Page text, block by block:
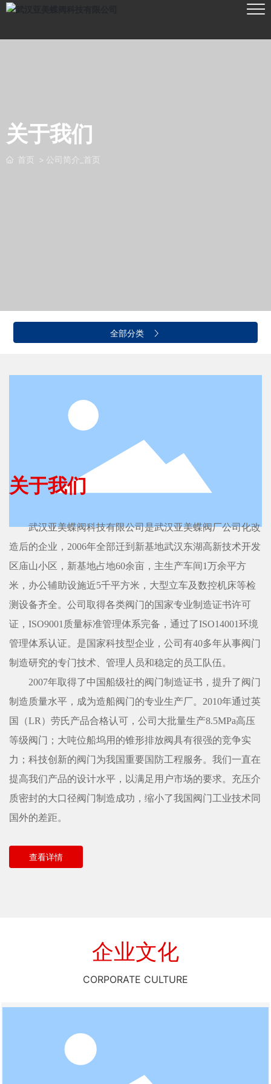
关于我们
首页 公司简介_首页
全部分类
关于我们
武汉亚美蝶阀科技有限公司是武汉亚美蝶阀厂公司化改
造后的企业，2006年全部迁到新基地武汉东湖高新技术开发
区庙山小区，新基地占地60余亩，主生产车间1万余平方
米，办公辅助设施近5千平方米，大型立车及数控机床等检
测设备齐全。公司取得各类阀门的国家专业制造证书许可
证，ISO9001质量标准管理体系完备，通过了ISO14001环境
管理体系认证。是国家科技型企业，公司有40多年从事阀门
制造研究的专门技术、管理人员和稳定的员工队伍。
2007年取得了中国船级社的阀门制造证书，提升了阀门
制造质量水平，成为造船阀门的专业生产厂。2010年通过英
国（LR）劳氏产品合格认可，公司大批量生产8.5MPa高压
等级阀门；大吨位船坞用的锥形排放阀具有很强的竞争实
力；科技创新的阀门为我国重要国防工程服务。我们一直在
提高我们产品的设计水平，以满足用户市场的要求。充压介
质密封的大口径阀门制造成功，缩小了我国阀门工业技术同
国外的差距。
查看详情
企业文化
CORPORATE CULTURE